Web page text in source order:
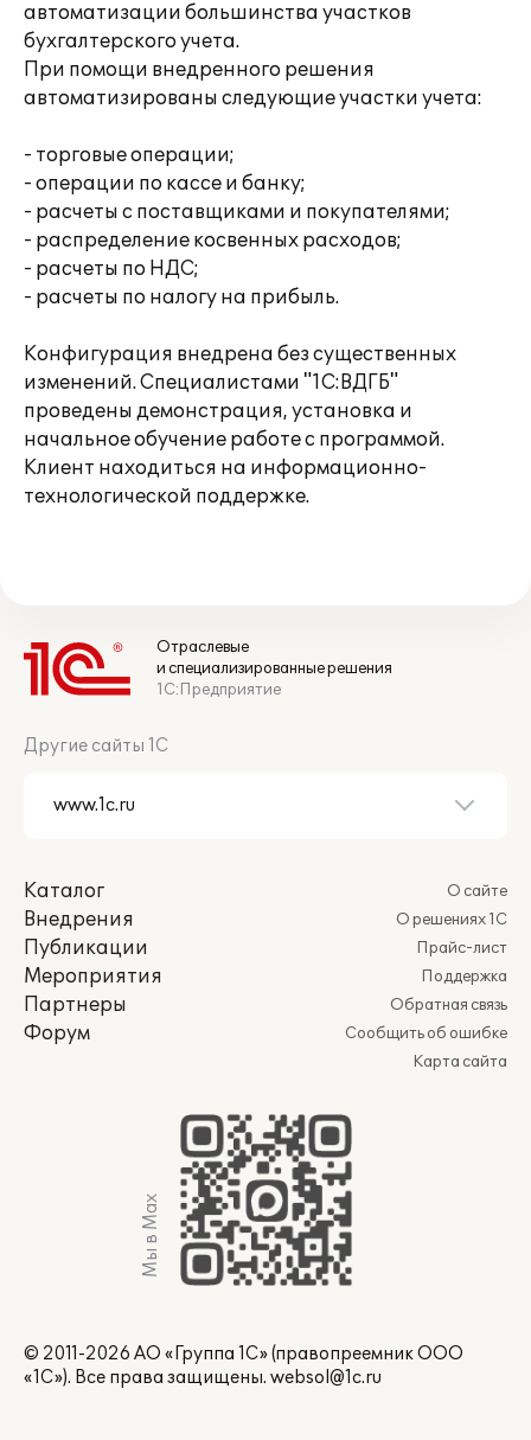
автоматизации большинства участков
бухгалтерского учета.
При помощи внедренного решения
автоматизированы следующие участки учета:
- торговые операции;
- операции по кассе и банку;
- расчеты с поставщиками и покупателями;
- распределение косвенных расходов;
- расчеты по НДС;
- расчеты по налогу на прибыль.
Конфигурация внедрена без существенных
изменений. Специалистами "1С:ВДГБ"
проведены демонстрация, установка и
начальное обучение работе с программой.
Клиент находиться на информационно-
технологической поддержке.
Отраслевые
и специализированные решения
1С:Предприятие
Другие сайты 1С
Каталог
Внедрения
Публикации
Мероприятия
Партнеры
Форум
О сайте
О решениях 1С
Прайс-лист
Поддержка
Обратная связь
Сообщить об ошибке
Карта сайта
Мы в Max
© 2011-2026 АО «Группа 1С» (правопреемник ООО
«1С»). Все права защищены. websol@1c.ru